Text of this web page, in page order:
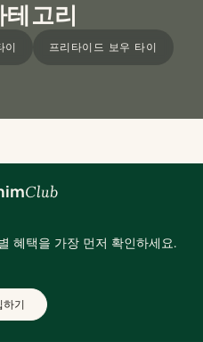
고리
이 프리타이드 보우 타이
혜택을 가장 먼저 확인하세요.
하기